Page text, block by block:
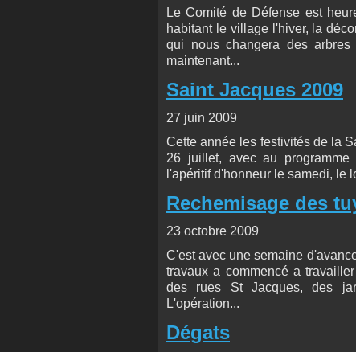
Le Comité de Défense est
habitant le village l'hiver, la
qui nous changera des
maintenant...
Saint Jacques 2009
27 juin 2009
Cette année les festivités de la
26 juillet, avec au
l'apéritif d'honneur le samedi, le
Rechemisage des
23 octobre 2009
C'est avec une semaine
travaux a commencé a
des rues St Jacques, des
L'opération...
Dégats